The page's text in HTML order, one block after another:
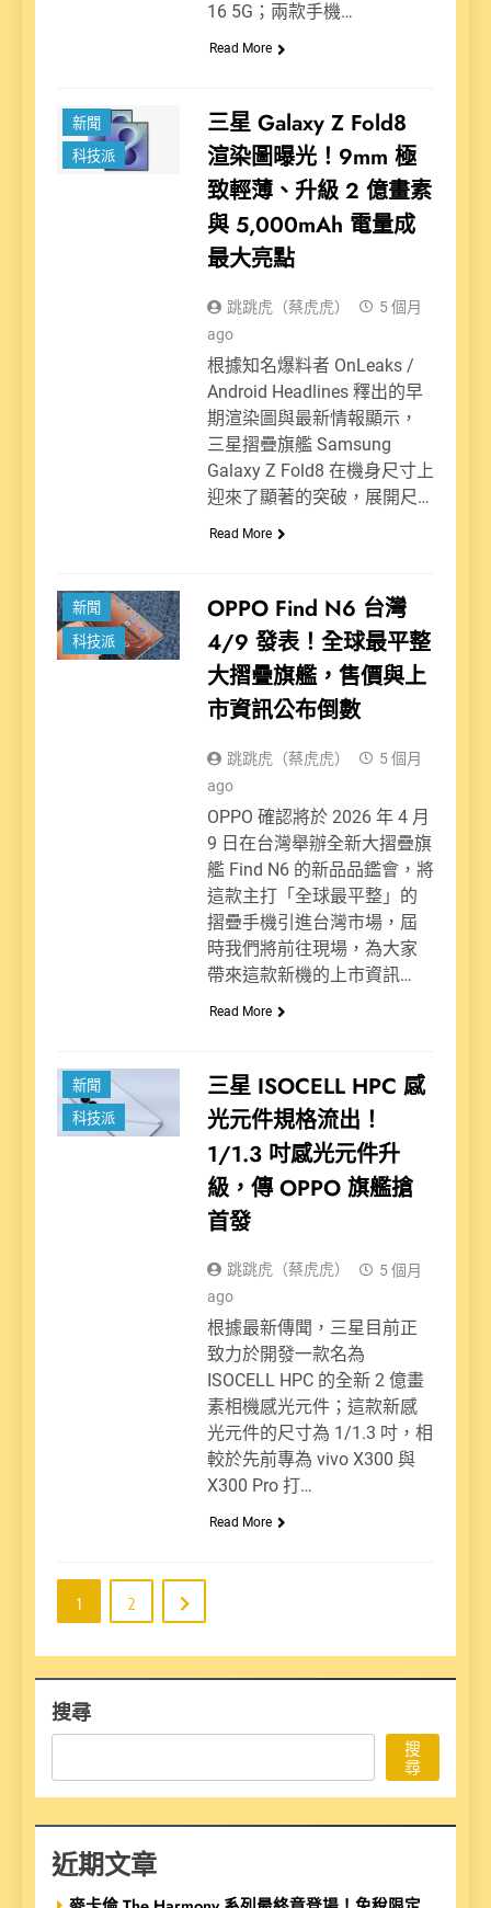
16 5G；兩款手機…
Read More
新聞
科技派
三星 Galaxy Z Fold8
渲染圖曝光！9mm 極
致輕薄、升級 2 億畫素
與 5,000mAh 電量成
最大亮點
跳跳虎（蔡虎虎）
5 個月
ago
根據知名爆料者 OnLeaks /
Android Headlines 釋出的早
期渲染圖與最新情報顯示，
三星摺疊旗艦 Samsung
Galaxy Z Fold8 在機身尺寸上
迎來了顯著的突破，展開尺…
Read More
新聞
科技派
OPPO Find N6 台灣
4/9 發表！全球最平整
大摺疊旗艦，售價與上
市資訊公布倒數
跳跳虎（蔡虎虎）
5 個月
ago
OPPO 確認將於 2026 年 4 月
9 日在台灣舉辦全新大摺疊旗
艦 Find N6 的新品品鑑會，將
這款主打「全球最平整」的
摺疊手機引進台灣市場，屆
時我們將前往現場，為大家
帶來這款新機的上市資訊…
Read More
新聞
科技派
三星 ISOCELL HPC 感
光元件規格流出！
1/1.3 吋感光元件升
級，傳 OPPO 旗艦搶
首發
跳跳虎（蔡虎虎）
5 個月
ago
根據最新傳聞，三星目前正
致力於開發一款名為
ISOCELL HPC 的全新 2 億畫
素相機感光元件；這款新感
光元件的尺寸為 1/1.3 吋，相
較於先前專為 vivo X300 與
X300 Pro 打…
Read More
1 2
搜尋
搜
尋
近期文章